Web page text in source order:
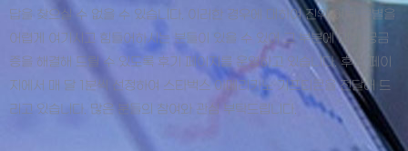
답을 찾으실 수 없을 수 있습니다. 이러한 경우에 대하여 진위 여부 분별을
어렵게 여기시고 힘들어하시는 분들이 있을 수 있어 그 부분에 대한 궁금
증을 해결해 드릴 수 있도록 후기 페이지를 운영하고 있습니다. 후기 페이
지에서 매 달 1분씩 선정하여 스타벅스 아메리카노 기프티콘을 전달해 드
리고 있습니다. 많은 분들의 참여와 관심 부탁드립니다.